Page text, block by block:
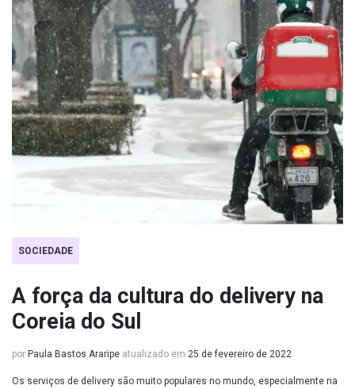
SOCIEDADE
A força da cultura do delivery na
Coreia do Sul
por Paula Bastos Araripe atualizado em 25 de fevereiro de 2022
Os serviços de delivery são muito populares no mundo, especialmente na